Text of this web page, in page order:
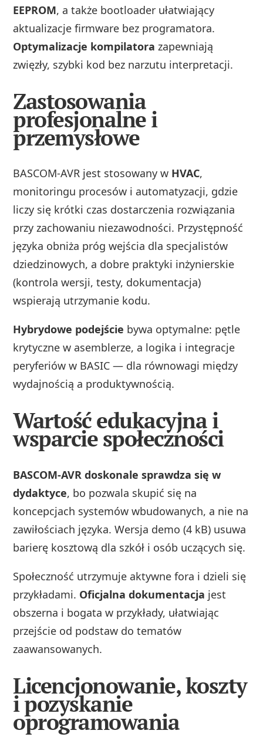
EEPROM, a także bootloader ułatwiający
aktualizacje firmware bez programatora.
Optymalizacje kompilatora zapewniają
zwięzły, szybki kod bez narzutu interpretacji.
Zastosowania
profesjonalne i
przemysłowe
BASCOM‑AVR jest stosowany w HVAC,
monitoringu procesów i automatyzacji, gdzie
liczy się krótki czas dostarczenia rozwiązania
przy zachowaniu niezawodności. Przystępność
języka obniża próg wejścia dla specjalistów
dziedzinowych, a dobre praktyki inżynierskie
(kontrola wersji, testy, dokumentacja)
wspierają utrzymanie kodu.
Hybrydowe podejście bywa optymalne: pętle
krytyczne w asemblerze, a logika i integracje
peryferiów w BASIC — dla równowagi między
wydajnością a produktywnością.
Wartość edukacyjna i
wsparcie społeczności
BASCOM‑AVR doskonale sprawdza się w
dydaktyce, bo pozwala skupić się na
koncepcjach systemów wbudowanych, a nie na
zawiłościach języka. Wersja demo (4 kB) usuwa
barierę kosztową dla szkół i osób uczących się.
Społeczność utrzymuje aktywne fora i dzieli się
przykładami. Oficjalna dokumentacja jest
obszerna i bogata w przykłady, ułatwiając
przejście od podstaw do tematów
zaawansowanych.
Licencjonowanie, koszty
i pozyskanie
oprogramowania